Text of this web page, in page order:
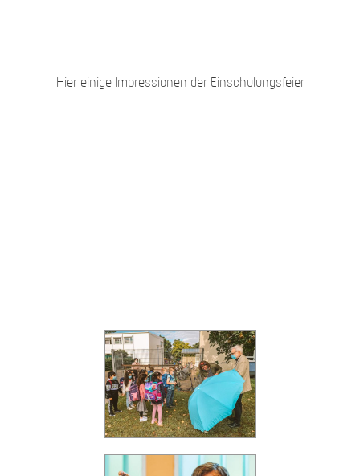
Hier einige Impressionen der Einschulungsfeier